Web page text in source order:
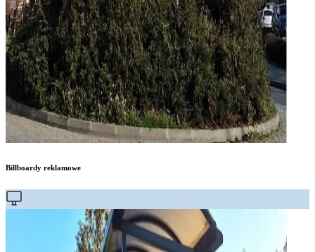
Billboardy reklamowe